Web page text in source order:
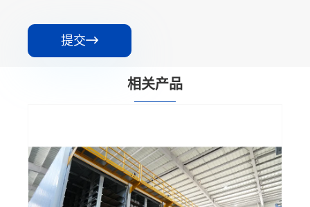
提交
相关产品
推砖码垛机